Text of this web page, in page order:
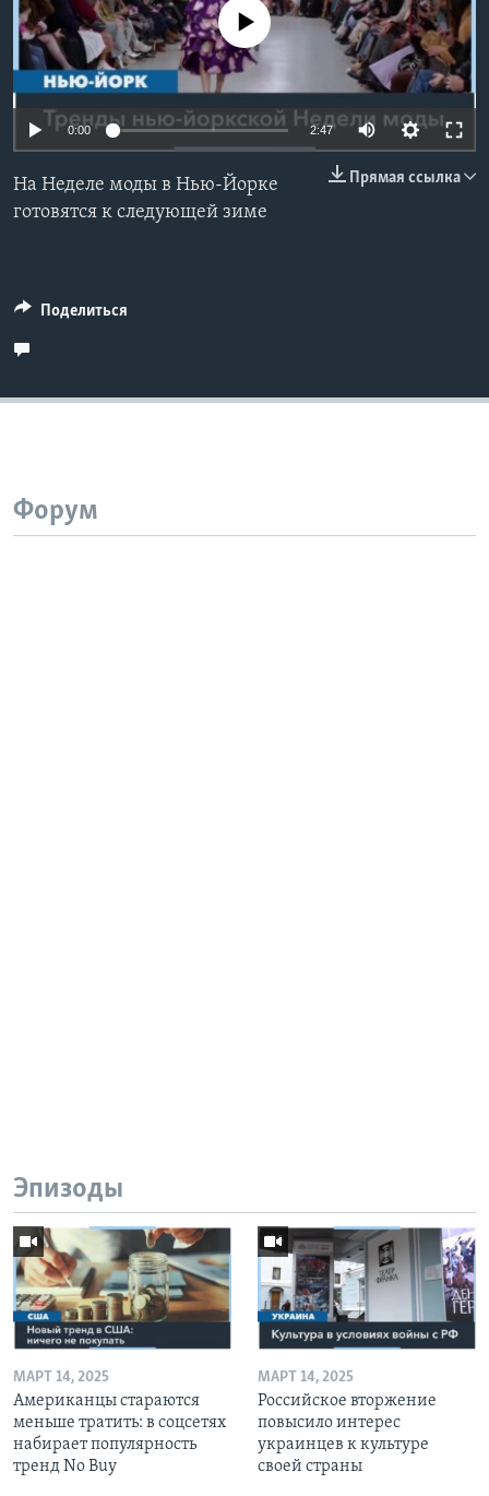
Learning English
СОЦИАЛЬНЫЕ СЕТИ
Языки
No media source currently available
0:00 2:47
Прямая ссылка
На Неделе моды в Нью-Йорке
готовятся к следующей зиме
Поделиться
Форум
Эпизоды
МАРТ 14, 2025
Американцы стараются
меньше тратить: в соцсетях
набирает популярность
тренд No Buy
МАРТ 14, 2025
Российское вторжение
повысило интерес
украинцев к культуре
своей страны